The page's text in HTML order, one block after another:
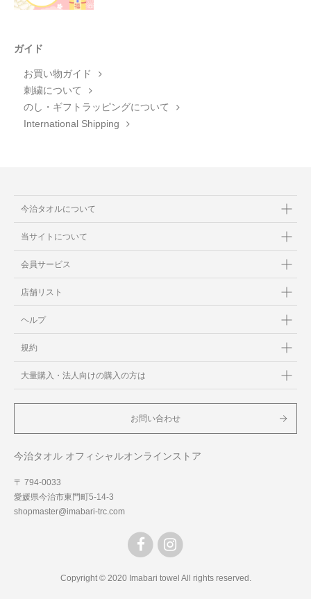
ガイド
お買い物ガイド
刺繍について
のし・ギフトラッピングについて
International Shipping
今治タオルについて
当サイトについて
会員サービス
店舗リスト
ヘルプ
規約
大量購入・法人向けの購入の方は
お問い合わせ
今治タオル オフィシャルオンラインストア
〒 794-0033
愛媛県今治市東門町5-14-3
shopmaster@imabari-trc.com
Copyright © 2020 Imabari towel All rights reserved.